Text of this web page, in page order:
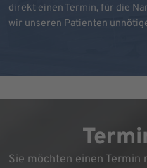
direkt einen Termin, für die
wir unseren Patienten
Sie möchten einen